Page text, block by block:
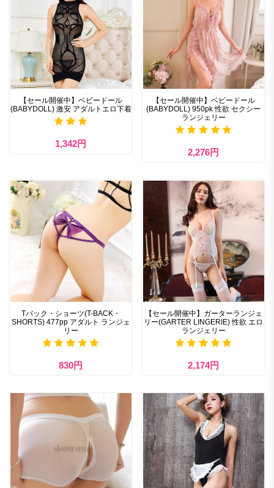
【セール開催中】ベビードール
(BABYDOLL) 激安 アダルトエロ下着
1,342円
【セール開催中】ベビードール
(BABYDOLL) 950pk 性欲 セクシー
ランジェリー
2,276円
Tバック・ショーツ(T-BACK・
SHORTS) 477pp アダルト ランジェ
リー
830円
【セール開催中】ガーターランジェ
リー(GARTER LINGERIE) 性欲 エロ
ランジェリー
2,174円